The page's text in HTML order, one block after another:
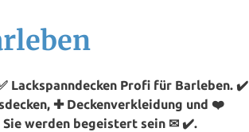
Lackspanndecken Profi für Barleben. ✔️
✚ Deckenverkleidung und ❤️
Sie werden begeistert sein ✉ ✔️.